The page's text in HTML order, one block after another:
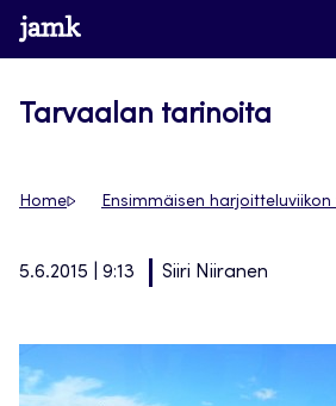
Siirry
suoraan
www.jamk.fi
Tarvaalan tarinoita
Home Ensimmäisen
5.6.2015 | 9:13 Siiri Niiranen